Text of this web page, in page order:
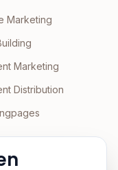
Marketing
Marketing
Distribution